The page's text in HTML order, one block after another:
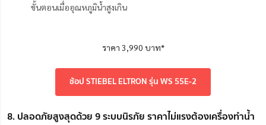
ขั้นตอนเมื่ออุณหภูมิน้ำสูงเกิน
ราคา 3,990 บาท*
ช้อป STIEBEL ELTRON รุ่น WS 55E-2
8. ปลอดภัยสูงสุดด้วย 9 ระบบนิรภัย ราคาไม่แรงต้องเครื่องทำน้ำ